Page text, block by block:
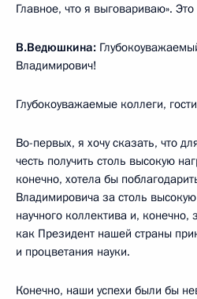
Главное, что я выговариваю».
В.Ведюшкина:
Владимирович!
Глубокоуважаемые коллеги,
Во-первых, я хочу сказать, что
честь получить столь высокую
конечно, хотела бы
Владимировича за столь
научного коллектива и,
как Президент нашей страны
и процветания науки.
Конечно, наши успехи были бы